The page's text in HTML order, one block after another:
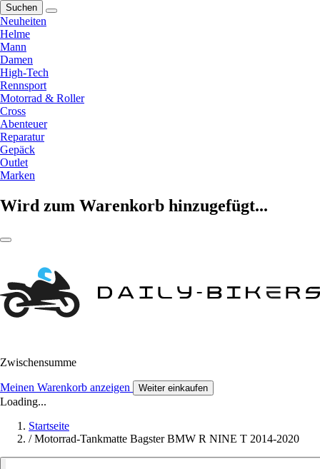
Suchen
Neuheiten
Helme
Mann
Damen
High-Tech
Rennsport
Motorrad & Roller
Cross
Abenteuer
Reparatur
Gepäck
Outlet
Marken
Wird zum Warenkorb hinzugefügt...
Zwischensumme
Meinen Warenkorb anzeigen Weiter einkaufen
Loading...
Startseite
/ Motorrad-Tankmatte Bagster BMW R NINE T 2014-2020